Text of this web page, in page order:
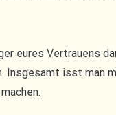
eures Vertrauens
Insgesamt isst